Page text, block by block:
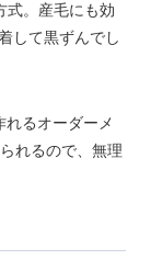
式。産毛にも効
して黒ずんでし
れるオーダーメ
れるので、無理